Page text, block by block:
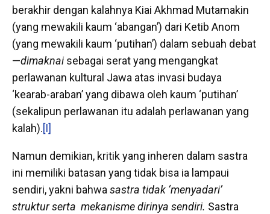
berakhir dengan kalahnya Kiai Akhmad Mutamakin
(yang mewakili kaum ‘abangan’) dari Ketib Anom
(yang mewakili kaum ‘putihan’) dalam sebuah debat
—dimaknaisebagai serat yang mengangkat
perlawanan kultural Jawa atas invasi budaya
‘kearab-araban’ yang dibawa oleh kaum ‘putihan’
(sekalipun perlawanan itu adalah perlawanan yang
kalah).[I]
Namun demikian, kritik yang inheren dalam sastra
ini memiliki batasan yang tidak bisa ia lampaui
sendiri, yakni bahwa sastra tidak ‘menyadari’
struktur serta mekanisme dirinya sendiri. Sastra